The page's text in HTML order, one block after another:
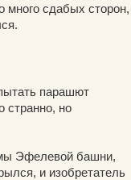
много сдабых сторон,
парашют
странно, но
Эфелевой башни,
и изобретатель